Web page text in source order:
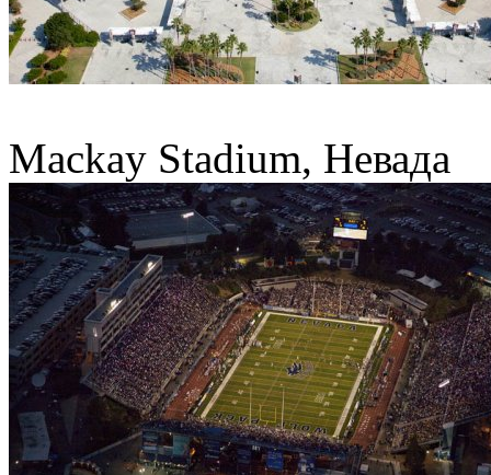
Mackay Stadium, Невада